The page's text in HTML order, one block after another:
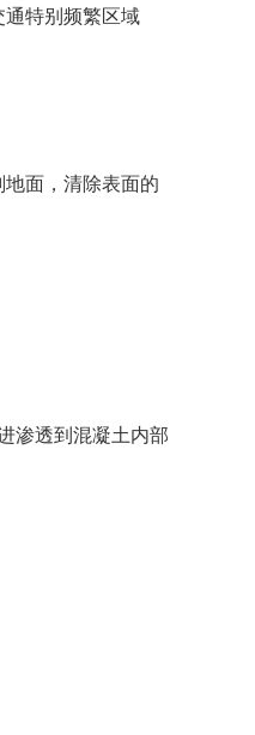
特别频繁区域
面，清除表面的
渗透到混凝土内部